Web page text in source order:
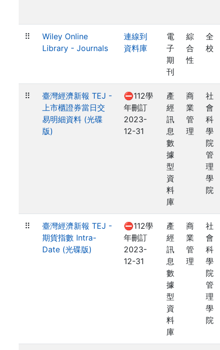
⠿
Wiley Online
Library - Journals
連線到
資料庫
電
子
期
刊
綜
合
性
全
校
⠿
臺灣經濟新報 TEJ -
上市櫃證券當日交
易明細資料 (光碟
版)
⛔112學
年刪訂
2023-
12-31
產
經
訊
息
數
據
型
資
料
庫
商
業
管
理
社
會
科
學
院
管
理
學
院
⠿
臺灣經濟新報 TEJ -
期貨指數 Intra-
Date (光碟版)
⛔112學
年刪訂
2023-
12-31
產
經
訊
息
數
據
型
資
料
庫
商
業
管
理
社
會
科
學
院
管
理
學
院